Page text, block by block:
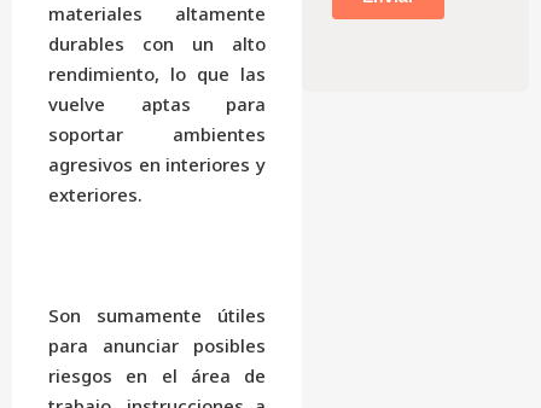
materiales altamente
durables con un alto
rendimiento, lo que las
vuelve aptas para
soportar ambientes
agresivos en interiores y
exteriores.
Son sumamente útiles
para anunciar posibles
riesgos en el área de